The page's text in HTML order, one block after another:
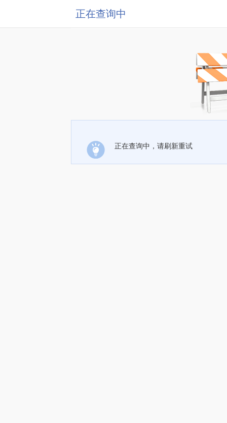
正在查询中
正在查询中，请刷新重试